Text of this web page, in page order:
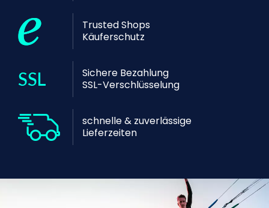
Trusted Shops
Käuferschutz
Sichere Bezahlung
SSL-Verschlüsselung
schnelle & zuverlässige
Lieferzeiten